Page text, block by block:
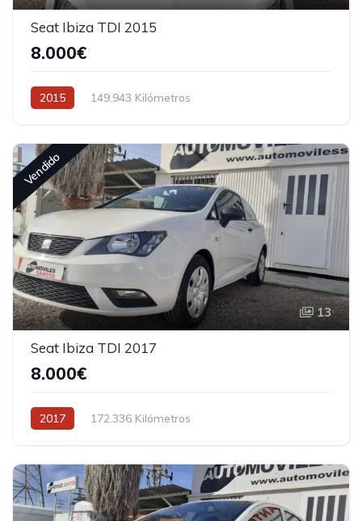
Seat Ibiza TDI 2015
8.000€
2015 149.943 Kilómetros
Vendido
13
Seat Ibiza TDI 2017
8.000€
2017 172.336 Kilómetros